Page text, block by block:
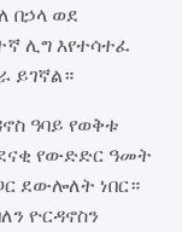
በኃላ ወደ
ሊግ እየተሳተፈ
ይገኛል።
ዓባይ የወቅቱ
የውድድር ዓመት
ደውሎለት ነበር።
ዮርዳኖስን